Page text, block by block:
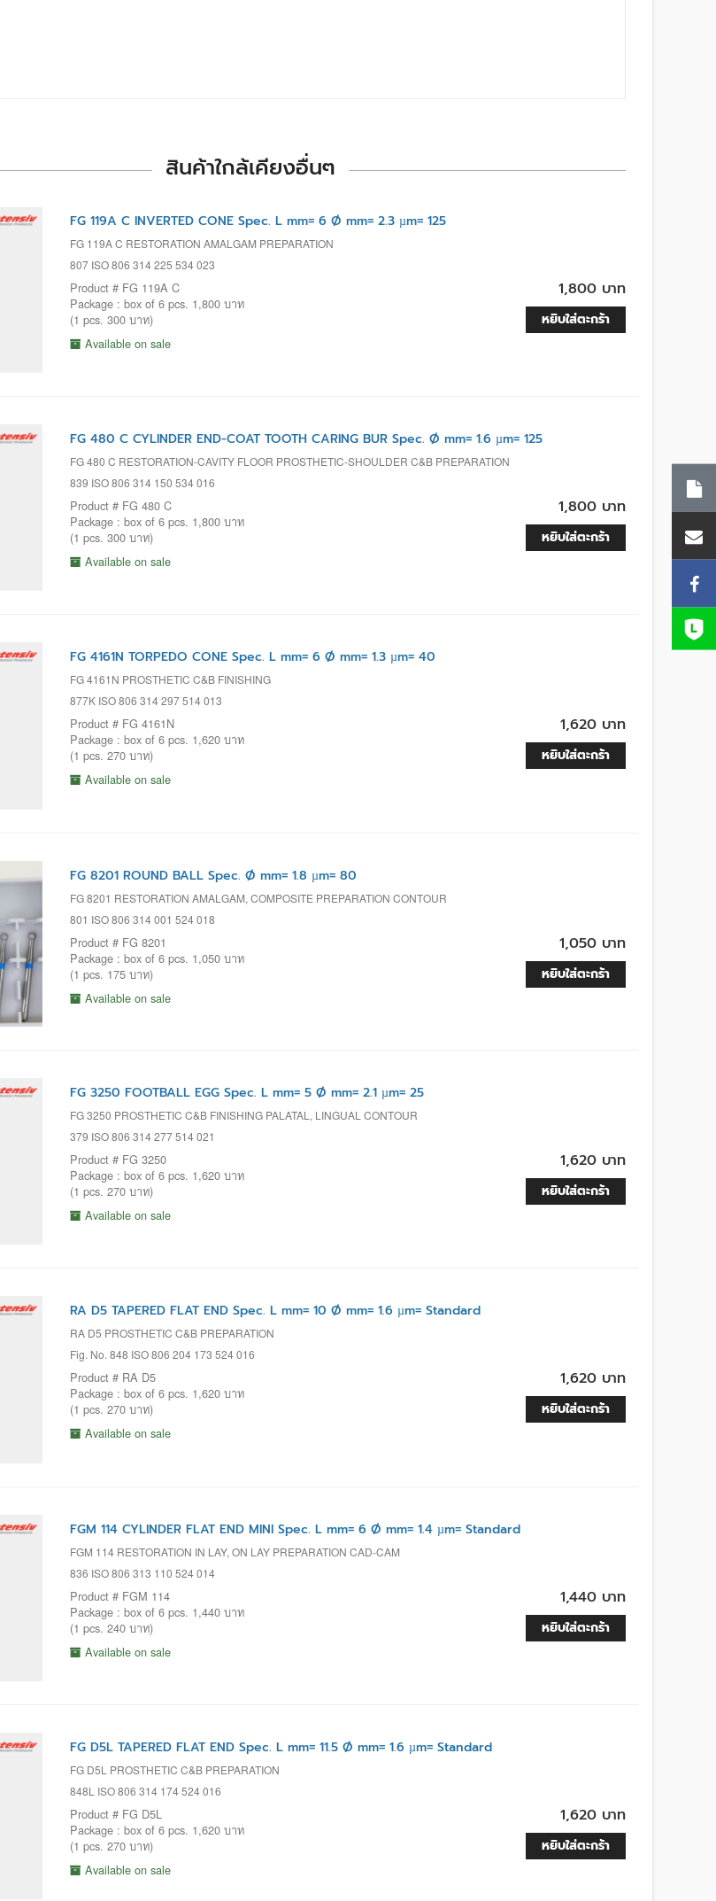
สินค้าใกล้เคียงอื่นๆ
FG 119A C INVERTED CONE Spec. L mm= 6 Ø mm= 2.3 µm= 125
FG 119A C RESTORATION AMALGAM PREPARATION
807 ISO 806 314 225 534 023
Product # FG 119A C
Package : box of 6 pcs. 1,800 บาท
(1 pcs. 300 บาท)
Available on sale
1,800 บาท
หยิบใส่ตะกร้า
FG 480 C CYLINDER END-COAT TOOTH CARING BUR Spec. Ø mm= 1.6 µm= 125
FG 480 C RESTORATION-CAVITY FLOOR PROSTHETIC-SHOULDER C&B PREPARATION
839 ISO 806 314 150 534 016
Product # FG 480 C
Package : box of 6 pcs. 1,800 บาท
(1 pcs. 300 บาท)
Available on sale
1,800 บาท
หยิบใส่ตะกร้า
FG 4161N TORPEDO CONE Spec. L mm= 6 Ø mm= 1.3 µm= 40
FG 4161N PROSTHETIC C&B FINISHING
877K ISO 806 314 297 514 013
Product # FG 4161N
Package : box of 6 pcs. 1,620 บาท
(1 pcs. 270 บาท)
Available on sale
1,620 บาท
หยิบใส่ตะกร้า
FG 8201 ROUND BALL Spec. Ø mm= 1.8 µm= 80
FG 8201 RESTORATION AMALGAM, COMPOSITE PREPARATION CONTOUR
801 ISO 806 314 001 524 018
Product # FG 8201
Package : box of 6 pcs. 1,050 บาท
(1 pcs. 175 บาท)
Available on sale
1,050 บาท
หยิบใส่ตะกร้า
FG 3250 FOOTBALL EGG Spec. L mm= 5 Ø mm= 2.1 µm= 25
FG 3250 PROSTHETIC C&B FINISHING PALATAL, LINGUAL CONTOUR
379 ISO 806 314 277 514 021
Product # FG 3250
Package : box of 6 pcs. 1,620 บาท
(1 pcs. 270 บาท)
Available on sale
1,620 บาท
หยิบใส่ตะกร้า
RA D5 TAPERED FLAT END Spec. L mm= 10 Ø mm= 1.6 µm= Standard
RA D5 PROSTHETIC C&B PREPARATION
Fig. No. 848 ISO 806 204 173 524 016
Product # RA D5
Package : box of 6 pcs. 1,620 บาท
(1 pcs. 270 บาท)
Available on sale
1,620 บาท
หยิบใส่ตะกร้า
FGM 114 CYLINDER FLAT END MINI Spec. L mm= 6 Ø mm= 1.4 µm= Standard
FGM 114 RESTORATION IN LAY, ON LAY PREPARATION CAD-CAM
836 ISO 806 313 110 524 014
Product # FGM 114
Package : box of 6 pcs. 1,440 บาท
(1 pcs. 240 บาท)
Available on sale
1,440 บาท
หยิบใส่ตะกร้า
FG D5L TAPERED FLAT END Spec. L mm= 11.5 Ø mm= 1.6 µm= Standard
FG D5L PROSTHETIC C&B PREPARATION
848L ISO 806 314 174 524 016
Product # FG D5L
Package : box of 6 pcs. 1,620 บาท
(1 pcs. 270 บาท)
Available on sale
1,620 บาท
หยิบใส่ตะกร้า